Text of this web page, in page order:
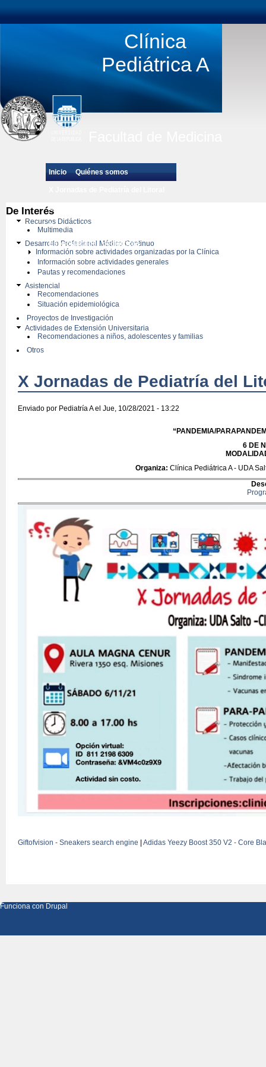
Clínica
Pediátrica A
Inicio Quiénes somos
Estudiantes de Grado
Posgrado de Pediatría
Especialidades pedíatricas
De Interés
Recursos Didácticos
Multimedia
Desarrollo Profesional Médico Continuo
Información sobre actividades organizadas por la Clínica
Información sobre actividades generales
Pautas y recomendaciones
Asistencial
Recomendaciones
Situación epidemiológica
Proyectos de Investigación
Actividades de Extensión Universitaria
Recomendaciones a niños, adolescentes y familias
Otros
X Jornadas de Pediatría del
Enviado por Pediatría Ael Jue, 10/28/2021 - 13:22
“PANDEMIA/
6 DE
Organiza: Clínica Pediátrica A - UDA
Giftofvision - Sneakers search engine Adidas Yeezy Boost 350 V2 - Core
Funciona con Drupal